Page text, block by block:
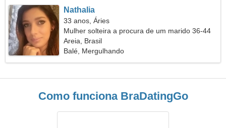
Nathalia
33 anos, Áries
Mulher solteira a procura de um marido 36-44
Areia, Brasil
Balé, Mergulhando
Como funciona BraDatingGo